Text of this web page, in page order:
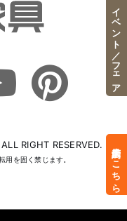
RIGHT RESERVED.
用を固く禁じます。 来店予約はこちら
イベント／フェア